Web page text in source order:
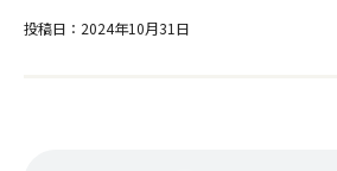
イベント
投稿日：2024年10月31日